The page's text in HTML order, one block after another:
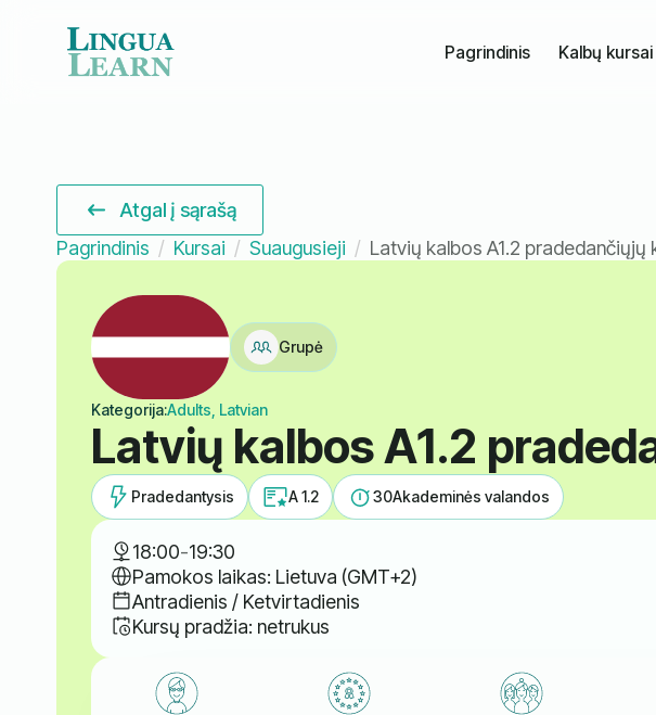
Pagrindinis Kalbų kursai
Atgal į sąrašą
Pagrindinis
Kursai Suaugusieji Latvių kalbos A1.2 pradedančiųjų
Grupė
Kategorija:Adults, Latvian
Latvių kalbos A1.2
Pradedantysis A 1.2 30Akademinės valandos
18:00-19:30
Pamokos laikas: Lietuva (GMT+2)
Antradienis / Ketvirtadienis
Kursų pradžia: netrukus